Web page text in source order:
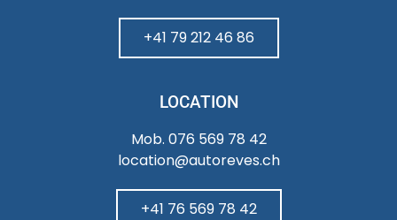
+41 79 212 46 86
LOCATION
Mob. 076 569 78 42
location@autoreves.ch
+41 76 569 78 42